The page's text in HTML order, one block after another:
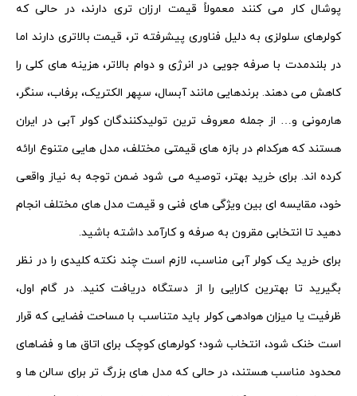
پوشال کار می‌ کنند معمولاً قیمت ارزان تری دارند، در حالی که
کولرهای سلولزی به دلیل فناوری پیشرفته‌ تر، قیمت بالاتری دارند اما
در بلندمدت با صرفه‌ جویی در انرژی و دوام بالاتر، هزینه‌ های کلی را
کاهش می‌ دهند. برندهایی مانند آبسال، سپهر الکتریک، برفاب، سنگر،
هارمونی و… از جمله معروف‌ ترین تولیدکنندگان کولر آبی در ایران
هستند که هرکدام در بازه‌ های قیمتی مختلف، مدل‌ هایی متنوع ارائه
کرده‌ اند. برای خرید بهتر، توصیه می‌ شود ضمن توجه به نیاز واقعی
خود، مقایسه‌ ای بین ویژگی‌ های فنی و قیمت مدل‌ های مختلف انجام
دهید تا انتخابی مقرون‌ به‌ صرفه و کارآمد داشته باشید.
برای خرید یک کولر آبی مناسب، لازم است چند نکته کلیدی را در نظر
بگیرید تا بهترین کارایی را از دستگاه دریافت کنید. در گام اول،
ظرفیت یا میزان هوادهی کولر باید متناسب با مساحت فضایی که قرار
است خنک شود، انتخاب شود؛ کولرهای کوچک برای اتاق‌ ها و فضاهای
محدود مناسب هستند، در حالی که مدل‌ های بزرگ‌ تر برای سالن‌ ها و